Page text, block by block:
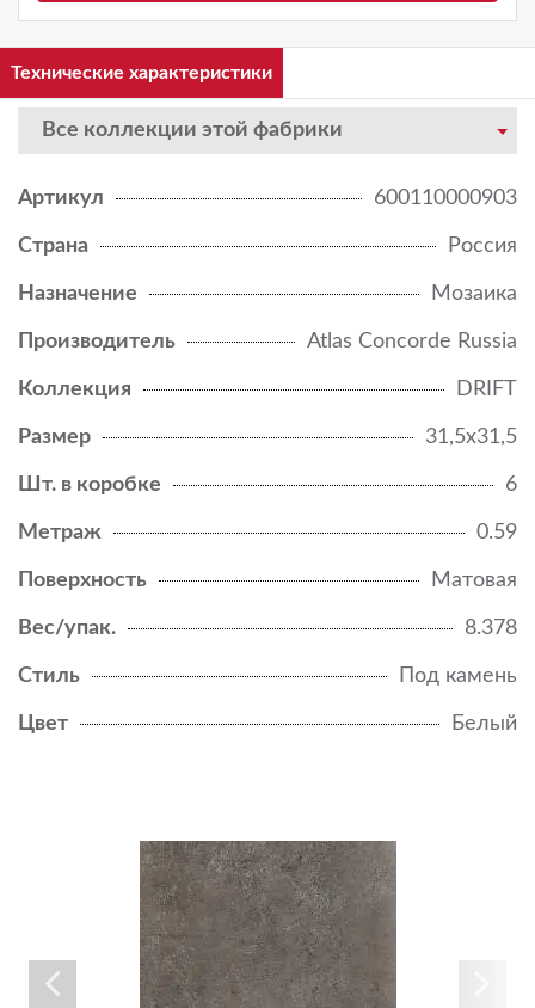
Технические характеристики
Все коллекции этой фабрики
Артикул 600110000903
Страна Россия
Назначение Мозаика
Производитель Atlas Concorde Russia
Коллекция DRIFT
Размер 31,5x31,5
Шт. в коробке 6
Метраж 0.59
Поверхность Матовая
Вес/упак. 8.378
Стиль Под камень
Цвет Белый